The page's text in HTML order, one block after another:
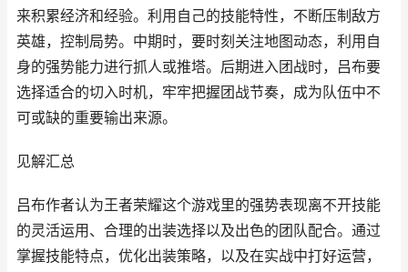
来积累经济和经验。利用自己的技能特性，不断压制敌方
英雄，控制局势。中期时，要时刻关注地图动态，利用自
身的强势能力进行抓人或推塔。后期进入团战时，吕布要
选择适合的切入时机，牢牢把握团战节奏，成为队伍中不
可或缺的重要输出来源。
见解汇总
吕布作者认为王者荣耀这个游戏里的强势表现离不开技能
的灵活运用、合理的出装选择以及出色的团队配合。通过
掌握技能特点，优化出装策略，以及在实战中打好运营，